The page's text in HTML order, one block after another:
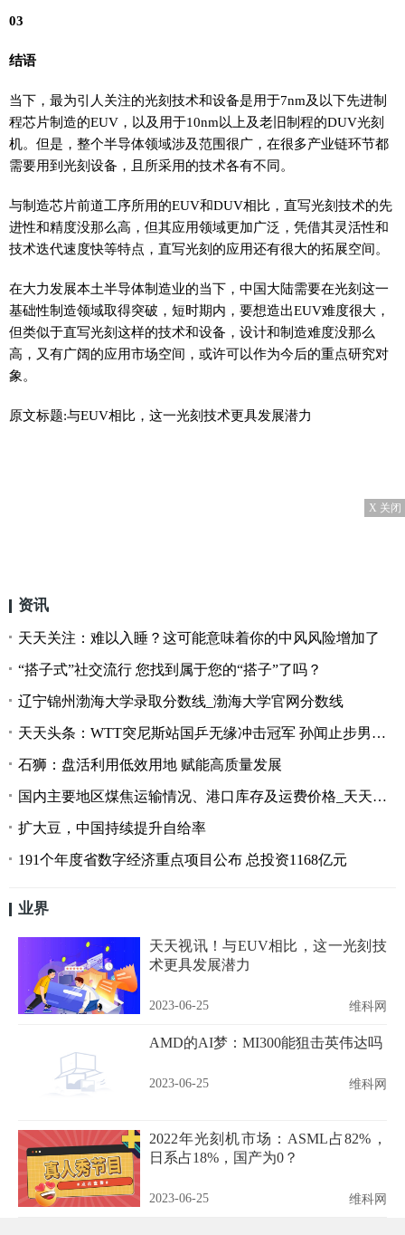
03
结语
当下，最为引人关注的光刻技术和设备是用于7nm及以下先进制
程芯片制造的EUV，以及用于10nm以上及老旧制程的DUV光刻
机。但是，整个半导体领域涉及范围很广，在很多产业链环节都
需要用到光刻设备，且所采用的技术各有不同。
与制造芯片前道工序所用的EUV和DUV相比，直写光刻技术的先
进性和精度没那么高，但其应用领域更加广泛，凭借其灵活性和
技术迭代速度快等特点，直写光刻的应用还有很大的拓展空间。
在大力发展本土半导体制造业的当下，中国大陆需要在光刻这一
基础性制造领域取得突破，短时期内，要想造出EUV难度很大，
但类似于直写光刻这样的技术和设备，设计和制造难度没那么
高，又有广阔的应用市场空间，或许可以作为今后的重点研究对
象。
原文标题:与EUV相比，这一光刻技术更具发展潜力
X 关闭
资讯
天天关注：难以入睡？这可能意味着你的中风风险增加了
“搭子式”社交流行 您找到属于您的“搭子”了吗？
辽宁锦州渤海大学录取分数线_渤海大学官网分数线
天天头条：WTT突尼斯站国乒无缘冲击冠军 孙闻止步男单4强
石狮：盘活利用低效用地 赋能高质量发展
国内主要地区煤焦运输情况、港口库存及运费价格_天天百事通
扩大豆，中国持续提升自给率
191个年度省数字经济重点项目公布 总投资1168亿元
业界
天天视讯！与EUV相比，这一光刻技
术更具发展潜力
2023-06-25 维科网
AMD的AI梦：MI300能狙击英伟达吗
2023-06-25 维科网
2022年光刻机市场：ASML占82%，
日系占18%，国产为0？
2023-06-25 维科网